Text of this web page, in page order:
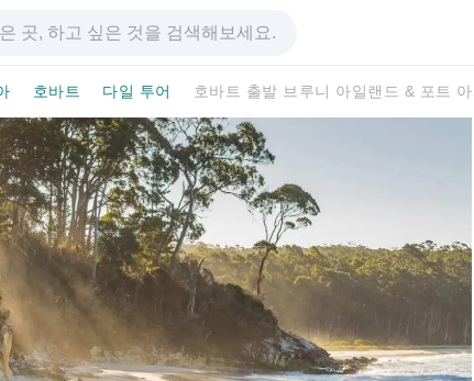
호바트 다일 투어 호바트 출발 브루니 아일랜드 & 포트